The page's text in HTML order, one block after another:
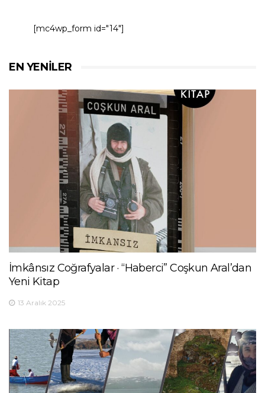
[mc4wp_form id="14"]
EN YENILER
İmkânsız Coğrafyalar · “Haberci” Coşkun Aral’dan
Yeni Kitap
13 Aralık 2025